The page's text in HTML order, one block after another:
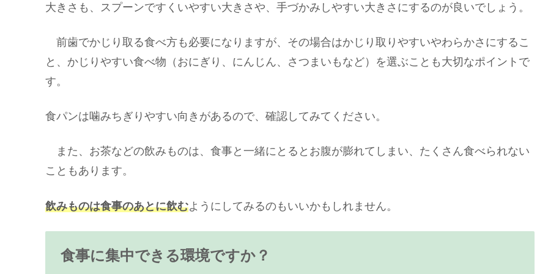
大きさも、スプーンですくいやすい大きさや、手づかみしやすい大きさにするのが良いでしょう。
前歯でかじり取る食べ方も必要になりますが、その場合はかじり取りやすいやわらかさにするこ
と、かじりやすい食べ物（おにぎり、にんじん、さつまいもなど）を選ぶことも大切なポイントで
す。
食パンは噛みちぎりやすい向きがあるので、確認してみてください。
また、お茶などの飲みものは、食事と一緒にとるとお腹が膨れてしまい、たくさん食べられない
こともあります。
飲みものは食事のあとに飲むようにしてみるのもいいかもしれません。
食事に集中できる環境ですか？